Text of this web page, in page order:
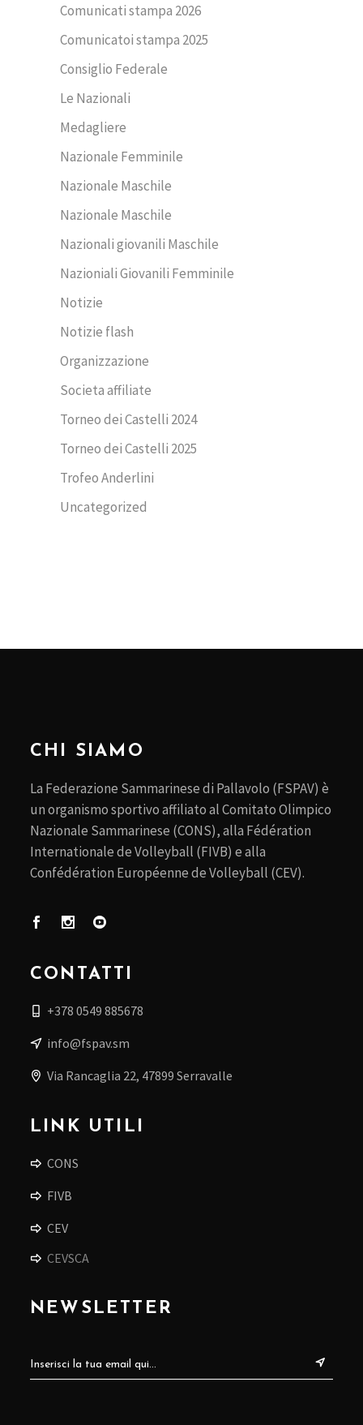
Comunicati stampa 2026
Comunicatoi stampa 2025
Consiglio Federale
Le Nazionali
Medagliere
Nazionale Femminile
Nazionale Maschile
Nazionale Maschile
Nazionali giovanili Maschile
Nazioniali Giovanili Femminile
Notizie
Notizie flash
Organizzazione
Societa affiliate
Torneo dei Castelli 2024
Torneo dei Castelli 2025
Trofeo Anderlini
Uncategorized
CHI SIAMO
La Federazione Sammarinese di Pallavolo (FSPAV) è
un organismo sportivo affiliato al Comitato Olimpico
Nazionale Sammarinese (CONS), alla Fédération
Internationale de Volleyball (FIVB) e alla
Confédération Européenne de Volleyball (CEV).
CONTATTI
+378 0549 885678
info@fspav.sm
Via Rancaglia 22, 47899 Serravalle
LINK UTILI
CONS
FIVB
CEV
CEVSCA
NEWSLETTER